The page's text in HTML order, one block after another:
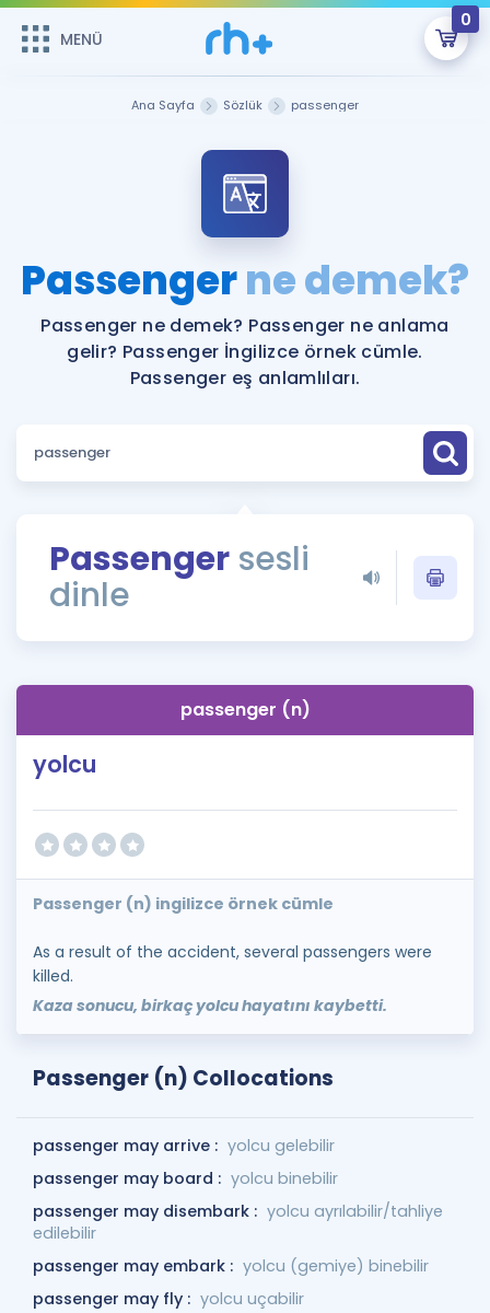
MENÜ
0
Şifremi Hatırlamıyorum
ÜYE DEĞİLİM
Sepetin Şu An Boş.
Remzi Hoca ile seni sınava hazırlayacak onlarca eğitim seni
bekliyor!
MENÜ
Katılımcı Görüşleri
Faydalı Araçlar
Sözlük
Rehberlik Aracı
ÖSYM Sınav Takvimi
İngilizce Gramer
Hakkımızda
Ana Sayfa Sözlük passenger
Passengerne demek?
Passenger ne demek? Passenger ne anlama
gelir? Passenger İngilizce örnek cümle.
Passenger eş anlamlıları.
Passenger sesli
dinle
passenger (n)
yolcu
Passenger (n) ingilizce örnek cümle
As a result of the accident, several passengers were
killed.
Kaza sonucu, birkaç yolcu hayatını kaybetti.
Passenger (n) Collocations
passenger may arrive : yolcu gelebilir
passenger may board : yolcu binebilir
passenger may disembark : yolcu ayrılabilir/tahliye
edilebilir
passenger may embark : yolcu (gemiye) binebilir
passenger may fly : yolcu uçabilir